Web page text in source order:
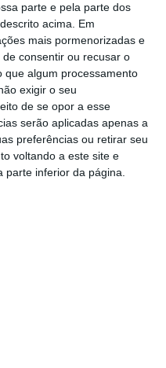
parte e pela parte dos
acima. Em
mais pormenorizadas e
consentir ou recusar o
que algum processamento
exigir o seu
de se opor a esse
serão aplicadas apenas a
preferências ou retirar seu
voltando a este site e
parte inferior da página.
um diálogo com o
tendo já
as
liquefeito (GNL)
será preciso ir mais
com a
Kaja Kallas,
os potenciais